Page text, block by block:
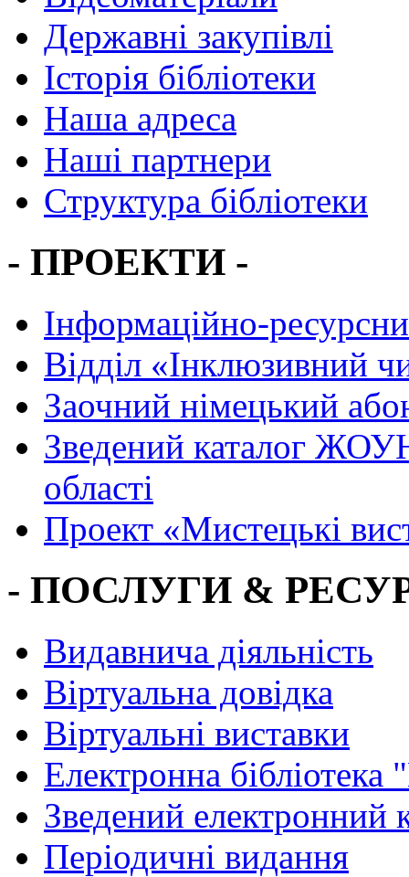
Державні закупівлі
Історія бібліотеки
Наша адреса
Наші партнери
Структура бібліотеки
- ПРОЕКТИ -
Інформаційно-
Вiддiл «Інклюзивний
Заочний німецький
Зведений каталог
області
Проект «Мистецькі
- ПОСЛУГИ &
Видавнича діяльність
Віртуальна довідка
Віртуальні виставки
Електронна
Зведений електронний
Періодичні видання